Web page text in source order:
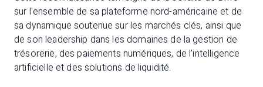
sur l'ensemble de sa plateforme nord-américaine et de
sa dynamique soutenue sur les marchés clés, ainsi que
de son leadership dans les domaines de la gestion de
trésorerie, des paiements numériques, de l'intelligence
artificielle et des solutions de liquidité.